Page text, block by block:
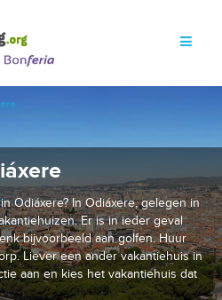
Odiáxere? In Odiáxere, gelegen in
Er is in ieder geval
bijvoorbeeld aan golfen. Huur
Liever een ander vakantiehuis in
aan en kies het vakantiehuis dat